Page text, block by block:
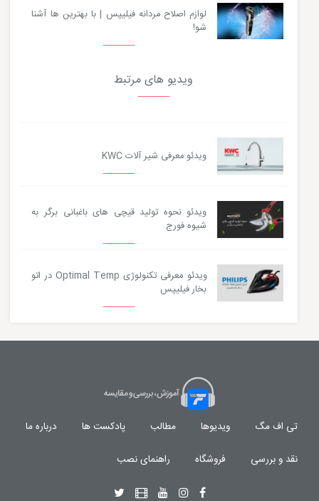
لوازم اصلاح مردانه فیلیپس | با بهترین ها آشنا
شو!
ویدیو های مرتبط
ویدئو معرفی شیر آلات KWC
ویدئو نحوه تولید قیچی های باغبانی برگر به
شیوه فورج
ویدئو معرفی تکنولوژی Optimal Temp در اتو
بخار فیلیپس
تی اف مگ ویدیوها مطالب پادکست ها درباره ما
نقد و بررسی فروشگاه راهنمای نصب